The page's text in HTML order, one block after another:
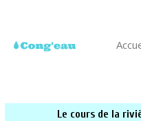
Le cours de la